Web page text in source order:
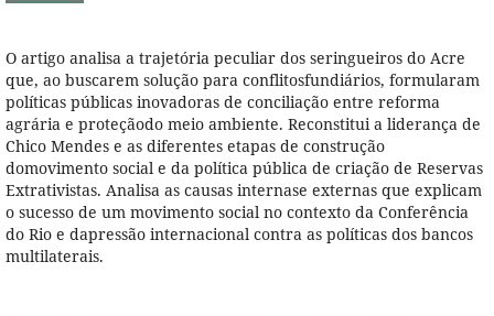
O artigo analisa a trajetória peculiar dos seringueiros do Acre
que, ao buscarem solução para conflitosfundiários, formularam
políticas públicas inovadoras de conciliação entre reforma
agrária e proteçãodo meio ambiente. Reconstitui a liderança de
Chico Mendes e as diferentes etapas de construção
domovimento social e da política pública de criação de Reservas
Extrativistas. Analisa as causas internase externas que explicam
o sucesso de um movimento social no contexto da Conferência
do Rio e dapressão internacional contra as políticas dos bancos
multilaterais.